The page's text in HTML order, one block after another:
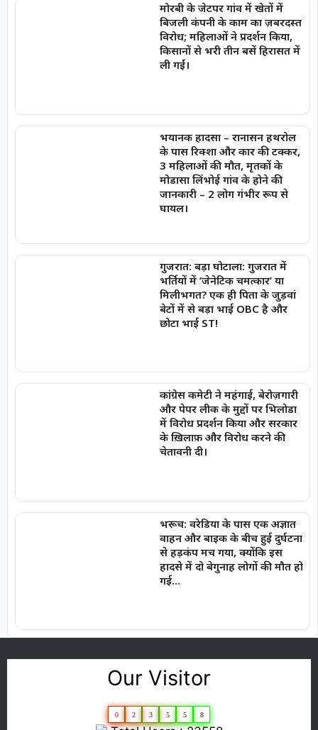
मोरबी के जेटपर गांव में खेतों में
बिजली कंपनी के काम का ज़बरदस्त
विरोध; महिलाओं ने प्रदर्शन किया,
किसानों से भरी तीन बसें हिरासत में
ली गईं।
भयानक हादसा – रानासन हथरोल
के पास रिक्शा और कार की टक्कर,
3 महिलाओं की मौत, मृतकों के
मोडासा लिंभोई गांव के होने की
जानकारी – 2 लोग गंभीर रूप से
घायल।
गुजरात: बड़ा घोटाला: गुजरात में
भर्तियों में ‘जेनेटिक चमत्कार’ या
मिलीभगत? एक ही पिता के जुड़वां
बेटों में से बड़ा भाई OBC है और
छोटा भाई ST!
कांग्रेस कमेटी ने महंगाई, बेरोज़गारी
और पेपर लीक के मुद्दों पर भिलोडा
में विरोध प्रदर्शन किया और सरकार
के ख़िलाफ़ और विरोध करने की
चेतावनी दी।
भरूच: वरेडिया के पास एक अज्ञात
वाहन और बाइक के बीच हुई दुर्घटना
से हड़कंप मच गया, क्योंकि इस
हादसे में दो बेगुनाह लोगों की मौत हो
गई…
Our Visitor
0 2 3 5 5 8